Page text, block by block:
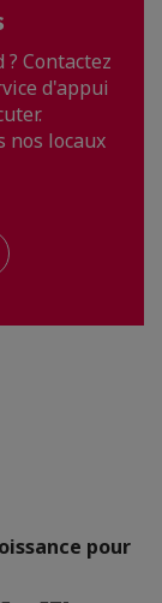
Contactez
d'appui
nos locaux
pour